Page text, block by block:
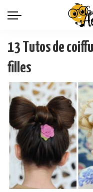
13 Tutos de
filles